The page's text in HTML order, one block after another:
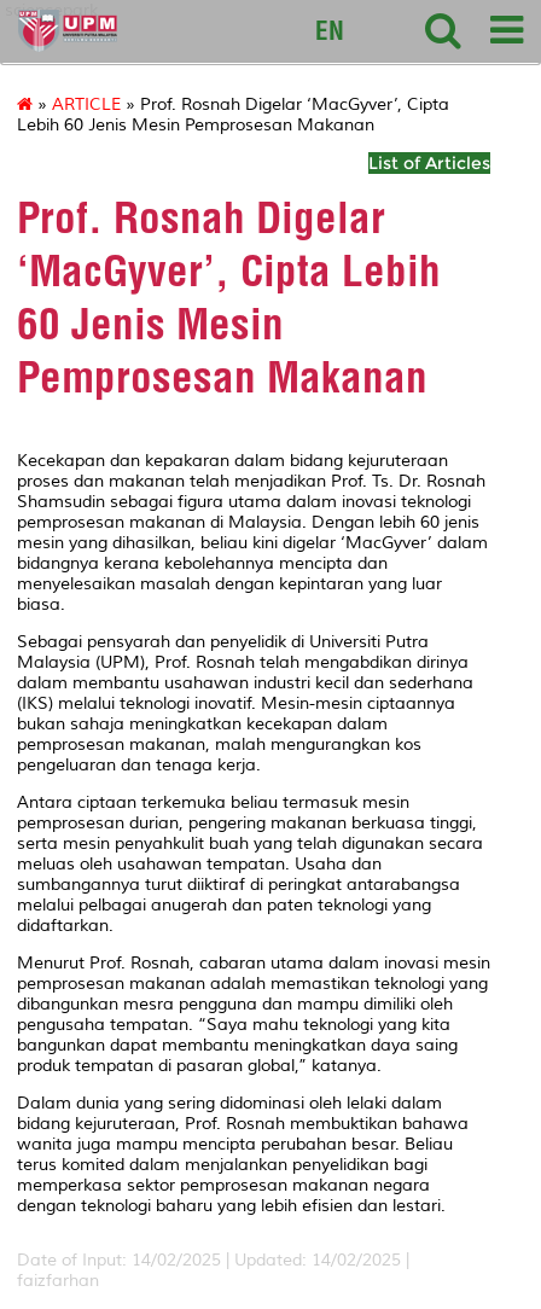
sciencepark
EN
» ARTICLE » Prof. Rosnah Digelar ‘MacGyver’, Cipta
Lebih 60 Jenis Mesin Pemprosesan Makanan
List of Articles
Prof. Rosnah Digelar
‘MacGyver’, Cipta Lebih
60 Jenis Mesin
Pemprosesan Makanan
Kecekapan dan kepakaran dalam bidang kejuruteraan
proses dan makanan telah menjadikan Prof. Ts. Dr. Rosnah
Shamsudin sebagai figura utama dalam inovasi teknologi
pemprosesan makanan di Malaysia. Dengan lebih 60 jenis
mesin yang dihasilkan, beliau kini digelar ‘MacGyver’ dalam
bidangnya kerana kebolehannya mencipta dan
menyelesaikan masalah dengan kepintaran yang luar
biasa.
Sebagai pensyarah dan penyelidik di Universiti Putra
Malaysia (UPM), Prof. Rosnah telah mengabdikan dirinya
dalam membantu usahawan industri kecil dan sederhana
(IKS) melalui teknologi inovatif. Mesin-mesin ciptaannya
bukan sahaja meningkatkan kecekapan dalam
pemprosesan makanan, malah mengurangkan kos
pengeluaran dan tenaga kerja.
Antara ciptaan terkemuka beliau termasuk mesin
pemprosesan durian, pengering makanan berkuasa tinggi,
serta mesin penyahkulit buah yang telah digunakan secara
meluas oleh usahawan tempatan. Usaha dan
sumbangannya turut diiktiraf di peringkat antarabangsa
melalui pelbagai anugerah dan paten teknologi yang
didaftarkan.
Menurut Prof. Rosnah, cabaran utama dalam inovasi mesin
pemprosesan makanan adalah memastikan teknologi yang
dibangunkan mesra pengguna dan mampu dimiliki oleh
pengusaha tempatan. “Saya mahu teknologi yang kita
bangunkan dapat membantu meningkatkan daya saing
produk tempatan di pasaran global,” katanya.
Dalam dunia yang sering didominasi oleh lelaki dalam
bidang kejuruteraan, Prof. Rosnah membuktikan bahawa
wanita juga mampu mencipta perubahan besar. Beliau
terus komited dalam menjalankan penyelidikan bagi
memperkasa sektor pemprosesan makanan negara
dengan teknologi baharu yang lebih efisien dan lestari.
Date of Input: 14/02/2025 | Updated: 14/02/2025 |
faizfarhan